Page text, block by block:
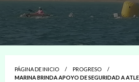
PÁGINA DE INICIO
PROGRESO
MARINA BRINDA APOYO DE SEGURIDAD A